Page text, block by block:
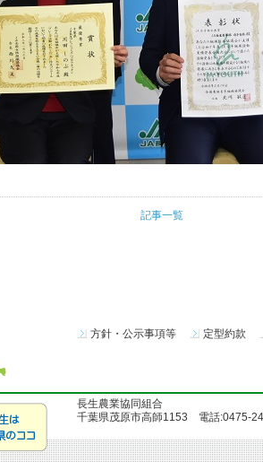
記事一覧
方針・公示事項等 定型約款
長生農業協同組合
千葉県茂原市高師1153 電話:0475-